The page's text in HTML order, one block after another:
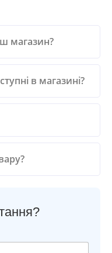
магазин?
в магазині?